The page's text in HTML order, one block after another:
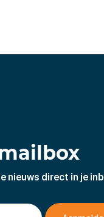
nieuws direct in je